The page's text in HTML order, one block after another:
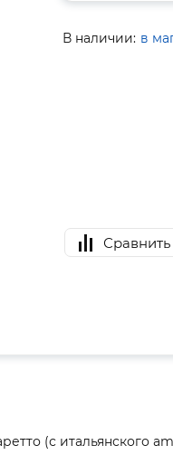
В наличии: в
Сравнить
(с итальянского